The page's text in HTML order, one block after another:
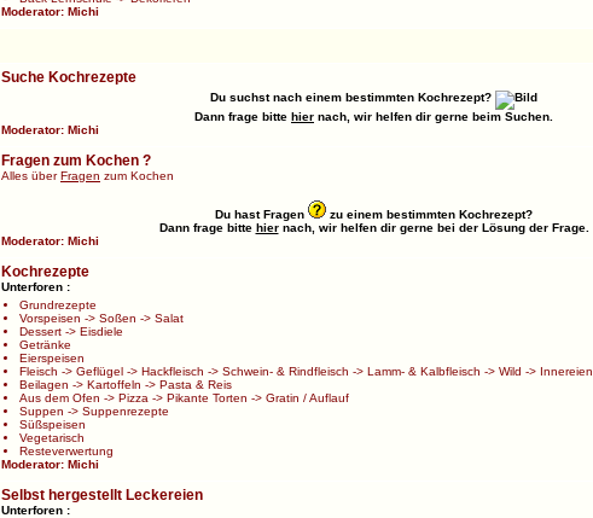
Moderator: Michi
Suche Kochrezepte
Du suchst nach einem bestimmten Kochrezept?
Dann frage bitte hier nach, wir helfen dir gerne beim Suchen.
Moderator: Michi
Fragen zum Kochen ?
Alles überFragen zum Kochen
Du hast Fragen
zu einem bestimmten Kochrezept?
Dann frage bitte hiernach, wir helfen dir gerne bei der Lösung der Frage.
Moderator: Michi
Kochrezepte
Unterforen :
Grundrezepte
Vorspeisen -> Soßen -> Salat
Dessert -> Eisdiele
Getränke
Eierspeisen
Fleisch -> Geflügel -> Hackfleisch -> Schwein- & Rindfleisch -> Lamm- & Kalbfleisch -> Wild -> Innereien
Beilagen -> Kartoffeln -> Pasta & Reis
Aus dem Ofen -> Pizza -> Pikante Torten -> Gratin / Auflauf
Suppen -> Suppenrezepte
Süßspeisen
Vegetarisch
Resteverwertung
Moderator: Michi
Selbst hergestellt Leckereien
Unterforen :